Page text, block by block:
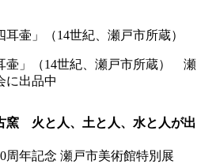
壷」（14世紀、瀬戸市所蔵） 瀬
に出品中
窯 火と人、土と人、水と人が出
年記念 瀬戸市美術館特別展